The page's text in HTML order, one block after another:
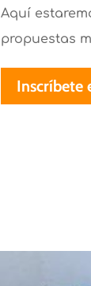
Aquí
propuestas
Inscríbete